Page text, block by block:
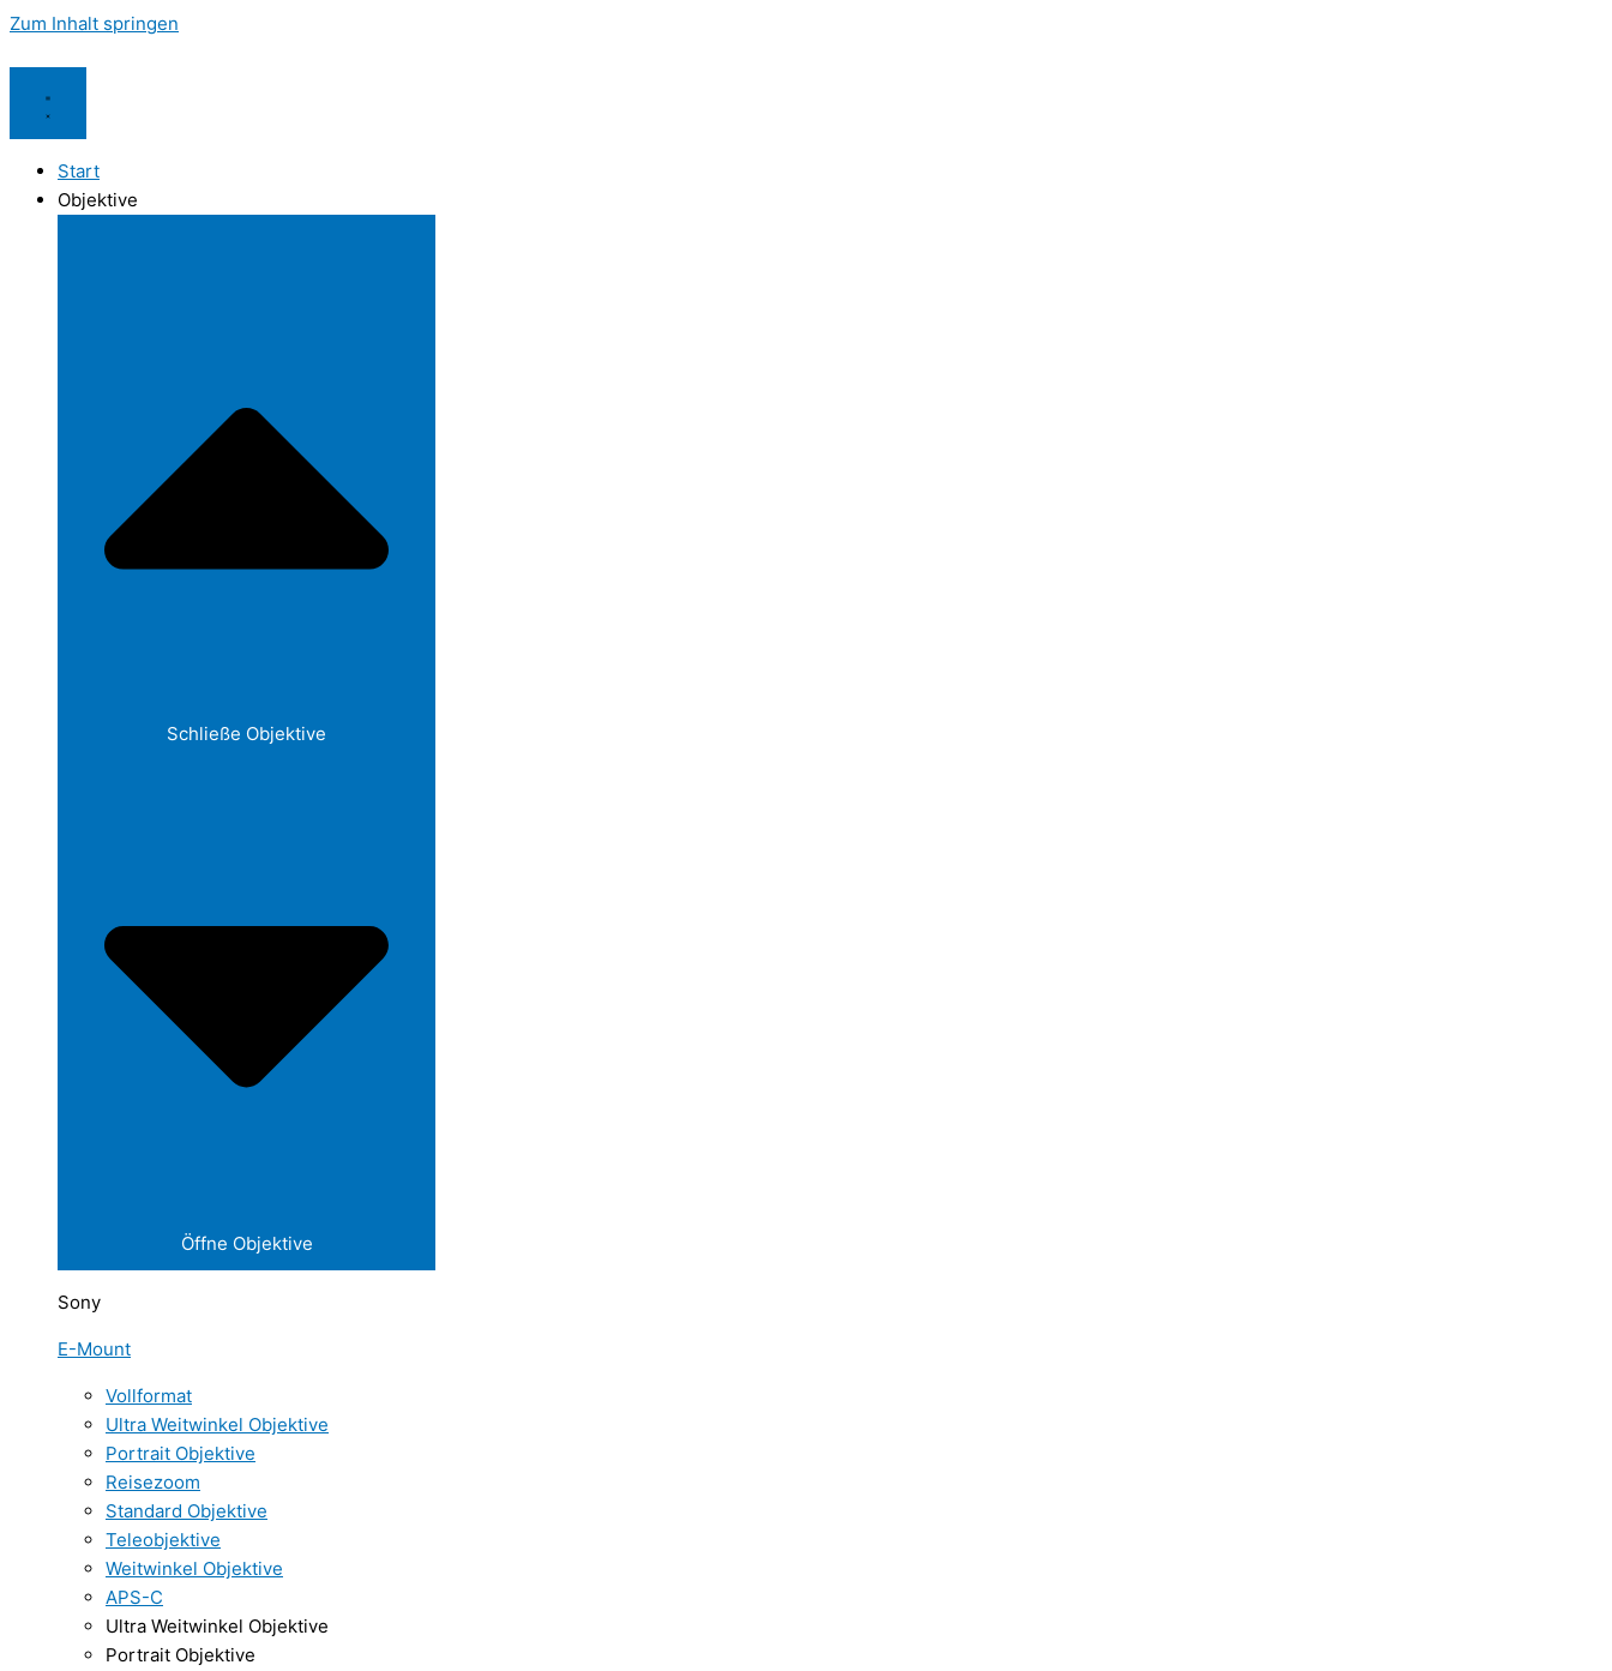
Zum Inhalt springen
Start
Objektive
Schließe Objektive
Öffne Objektive
Sony
E-Mount
Vollformat
Ultra Weitwinkel Objektive
Portrait Objektive
Reisezoom
Standard Objektive
Teleobjektive
Weitwinkel Objektive
APS-C
Ultra Weitwinkel Objektive
Portrait Objektive